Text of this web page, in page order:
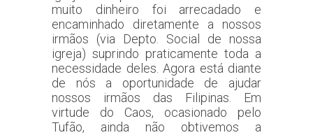
muito dinheiro foi arrecadado e
encaminhado diretamente a nossos
irmãos (via Depto. Social de nossa
igreja) suprindo praticamente toda a
necessidade deles. Agora está diante
de nós a oportunidade de ajudar
nossos irmãos das Filipinas. Em
virtude do Caos, ocasionado pelo
Tufão, ainda não obtivemos a